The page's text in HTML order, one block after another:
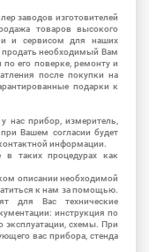
заводов изготовителей
товаров высокого
и сервисом для наших
необходимый Вам
его поверке, ремонту и
после покупки на
подарки к
нас прибор, измеритель,
Вашем согласии будет
информации.
в таких процедурах как
описании необходимой
к нам за помощью.
для Вас технические
инструкция по
эксплуатации, схемы. При
вас прибора, стенда